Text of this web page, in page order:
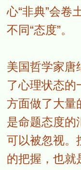
心“非典”会卷
不同“态度”。
美国哲学家唐
了心理状态
方面做了大量
是命题态度的
可以被忽视。
的把握，也就